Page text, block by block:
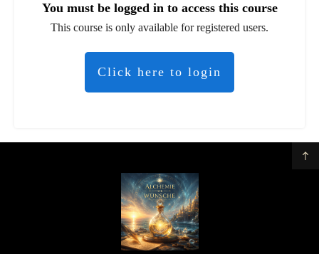
You must be logged in to access this course
This course is only available for registered users.
Click here to login